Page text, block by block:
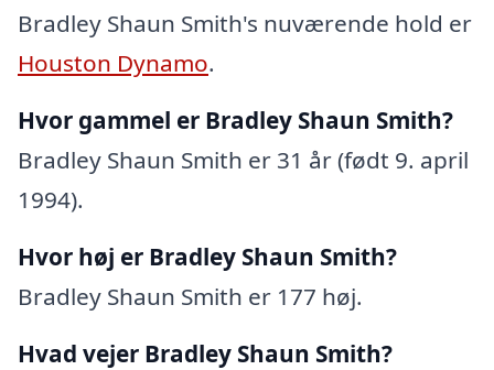
Bradley Shaun Smith's nuværende hold er
Houston Dynamo.
Hvor gammel er Bradley Shaun Smith?
Bradley Shaun Smith er 31 år (født 9. april
1994).
Hvor høj er Bradley Shaun Smith?
Bradley Shaun Smith er 177 høj.
Hvad vejer Bradley Shaun Smith?